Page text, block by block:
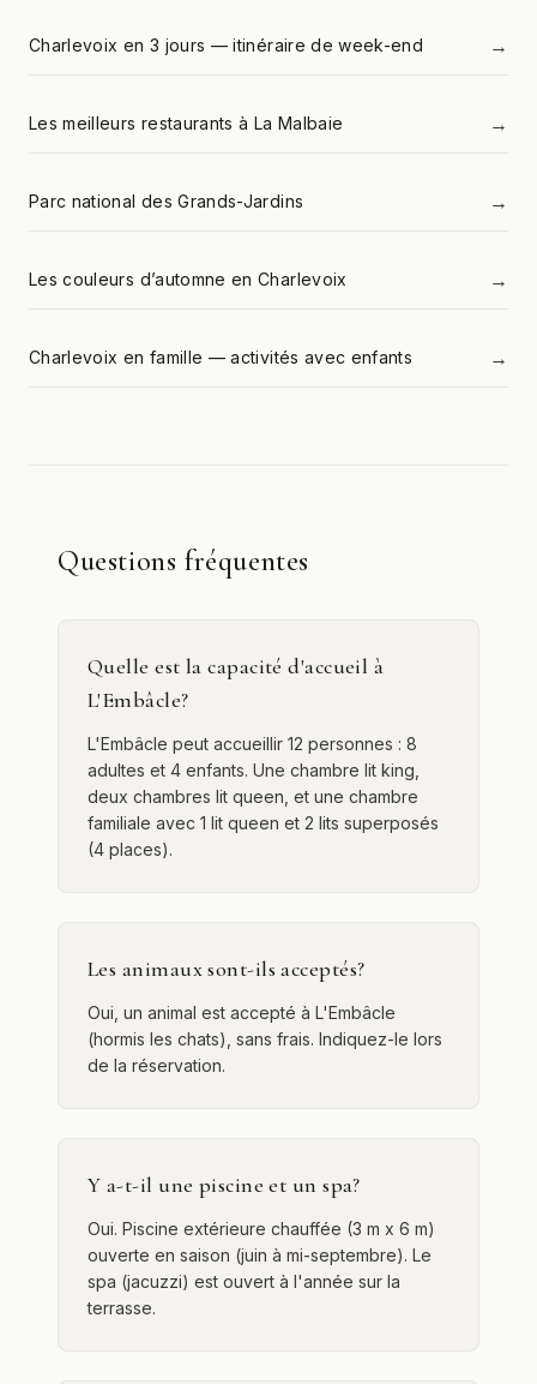
Charlevoix en 3 jours — itinéraire de week-end →
Les meilleurs restaurants à La Malbaie →
Parc national des Grands-Jardins →
Les couleurs d’automne en Charlevoix →
Charlevoix en famille — activités avec enfants →
Questions fréquentes
Quelle est la capacité d'accueil à
L'Embâcle?
L'Embâcle peut accueillir 12 personnes : 8
adultes et 4 enfants. Une chambre lit king,
deux chambres lit queen, et une chambre
familiale avec 1 lit queen et 2 lits superposés
(4 places).
Les animaux sont-ils acceptés?
Oui, un animal est accepté à L'Embâcle
(hormis les chats), sans frais. Indiquez-le lors
de la réservation.
Y a-t-il une piscine et un spa?
Oui. Piscine extérieure chauffée (3 m x 6 m)
ouverte en saison (juin à mi-septembre). Le
spa (jacuzzi) est ouvert à l'année sur la
terrasse.